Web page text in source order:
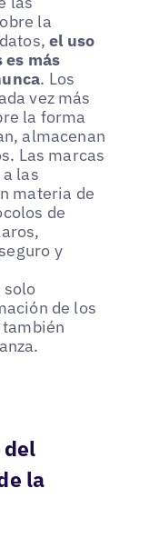
la
el uso
es más
. Los
vez más
la forma
almacenan
Las marcas
las
materia de
de
y
solo
de los
la